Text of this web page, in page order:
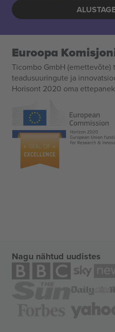
Euroopa
Ticombo GmbH (emettevõte)
teadusuuringute ja
Horisont 2020 oma
Nagu nähtud uudistes